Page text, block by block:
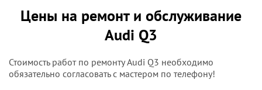
Цены на ремонт и обслуживание
Audi Q3
Стоимость работ по ремонту Audi Q3 необходимо
обязательно согласовать с мастером по телефону!